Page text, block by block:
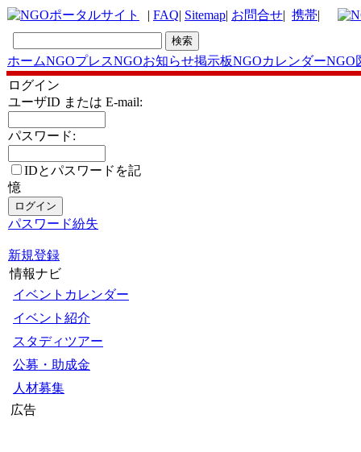
| FAQ| Sitemap| お問合せ| 携帯|
ホームNGOプレスNGOお知らせ掲示板NGOカレンダーNGO
ログイン
ユーザID または E-mail:
パスワード:
IDとパスワードを記
憶
パスワード紛失
新規登録
情報ナビ
イベントカレンダー
イベント紹介
スタディツアー
公募・助成金
人材募集
広告